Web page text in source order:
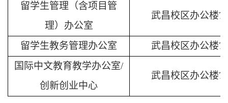
留学生管理（含项目管
理）办公室
武昌校区办公楼
留学生教务管理办公室 武昌校区办公楼
国际中文教育教学办公室/
创新创业中心
武昌校区办公楼